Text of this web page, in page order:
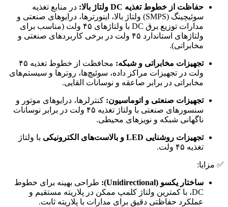
حفاظت از خطوط تغذیه DC ولتاژ بالا:
در منابع تغذیه
سوئیچینگ (SMPS) ولتاژ بالا، اینورترها، درایوهای صنعتی و
مدارات توزیع برق DC با ولتاژهای ۴۵ ولت (مناسب برای
ولتاژهای استاندارد ۴۵ ولت در برخی کاربردهای صنعتی و
مخابراتی).
تجهیزات مخابراتی و شبکه:
محافظت از خطوط تغذیه ۴۵
ولت در تجهیزات مراکز داده، سوئیچ‌ها، روترها و سیستم‌های
مخابراتی در برابر صاعقه و نوسانات القایی.
تجهیزات صنعتی و اتوماسیون: کنترلرها، درایوهای موتور و
سنسورهای صنعتی با ولتاژ تغذیه ۴۵ ولت در برابر نوسانات
ناگهانی شبکه و نویزهای محیطی.
تجهیزات روشنایی LED و بالاست‌های الکترونیکی
با ولتاژ
تغذیه ۴۵ ولت.
✅ مزایا:
ساختار یکسو (Unidirectional):
طراحی بهینه برای خطوط
DC، با کمترین ولتاژ کلمپ ممکن در پلاریته مستقیم و
عملکرد حفاظتی دقیق برای مدارات با پلاریته ثابت.